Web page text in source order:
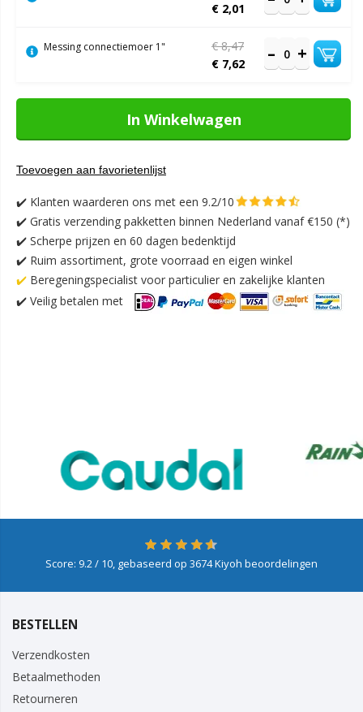
€ 2,01
Messing connectiemoer 1"
€ 7,62
€ 8,47
In Winkelwagen
Toevoegen aan favorietenlijst
✔️ Klanten waarderen ons met een 9.2/10
✔️ Gratis verzending pakketten binnen Nederland vanaf €150 (*)
✔️ Scherpe prijzen en 60 dagen bedenktijd
✔️ Ruim assortiment, grote voorraad en eigen winkel
✔️ Beregeningspecialist voor particulier en zakelijke klanten
✔️ Veilig betalen met
Score: 9.2/ 10, gebaseerd op 3674Kiyoh beoordelingen
BESTELLEN
Verzendkosten
Betaalmethoden
Retourneren